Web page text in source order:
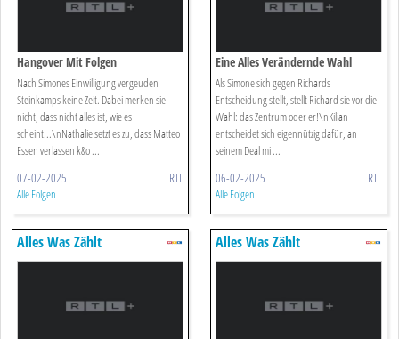
Hangover Mit Folgen
Nach Simones Einwilligung vergeuden
Steinkamps keine Zeit. Dabei merken sie
nicht, dass nicht alles ist, wie es
scheint...\nNathalie setzt es zu, dass Matteo
Essen verlassen k&o ...
07-02-2025 RTL
Alle Folgen
Eine Alles Verändernde Wahl
Als Simone sich gegen Richards
Entscheidung stellt, stellt Richard sie vor die
Wahl: das Zentrum oder er!\nKilian
entscheidet sich eigennützig dafür, an
seinem Deal mi ...
06-02-2025 RTL
Alle Folgen
Alles Was Zählt Alles Was Zählt